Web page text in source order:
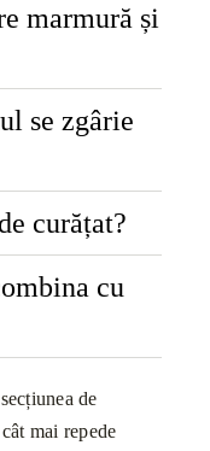
marmură și
se zgârie
curățat?
cu
de
mai repede